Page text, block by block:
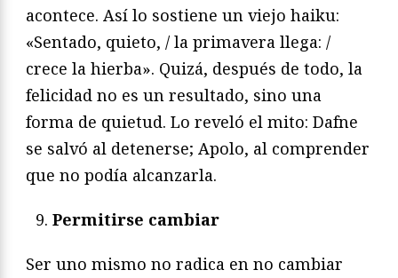
acontece. Así lo sostiene un viejo haiku:
«Sentado, quieto, / la primavera llega: /
crece la hierba». Quizá, después de todo, la
felicidad no es un resultado, sino una
forma de quietud. Lo reveló el mito: Dafne
se salvó al detenerse; Apolo, al comprender
que no podía alcanzarla.
Permitirse cambiar
Ser uno mismo no radica en no cambiar